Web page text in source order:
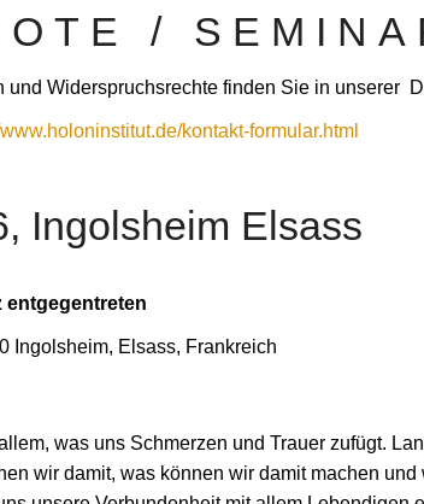
/
und Widerspruchsrechte finden Sie in unserer
kontakt-formular.html
Ingolsheim Elsass
entgegentreten
Ingolsheim, Elsass, Frankreich
was uns Schmerzen und Trauer zufügt.
wir damit, was können wir damit machen